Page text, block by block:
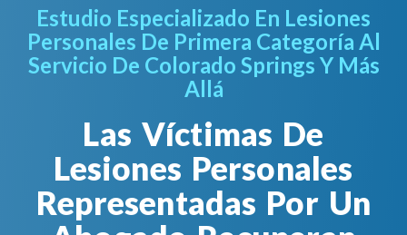
Estudio Especializado En Lesiones
Personales De Primera Categoría Al
Servicio De Colorado Springs Y Más
Allá
Las Víctimas De
Lesiones Personales
Representadas Por Un